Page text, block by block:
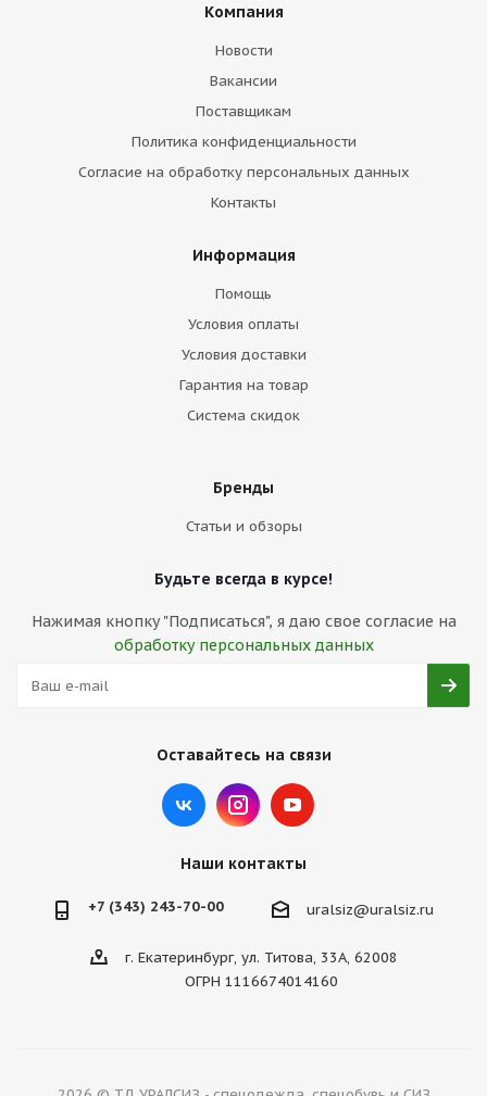
Компания
Новости
Вакансии
Поставщикам
Политика конфиденциальности
Согласие на обработку персональных данных
Контакты
Информация
Помощь
Условия оплаты
Условия доставки
Гарантия на товар
Система скидок
Бренды
Статьи и обзоры
Будьте всегда в курсе!
Нажимая кнопку "Подписаться", я даю свое согласие на
обработку персональных данных
Оставайтесь на связи
Наши контакты
+7 (343) 243-70-00 uralsiz@uralsiz.ru
г. Екатеринбург, ул. Титова, 33А, 62008
ОГРН 1116674014160